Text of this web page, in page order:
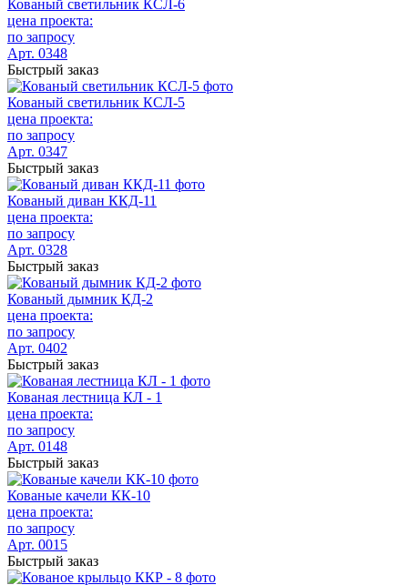
Кованый светильник КСЛ-6
цена проекта:
по запросу
Арт. 0348
Быстрый заказ
Кованый светильник КСЛ-5
цена проекта:
по запросу
Арт. 0347
Быстрый заказ
Кованый диван ККД-11
цена проекта:
по запросу
Арт. 0328
Быстрый заказ
Кованый дымник КД-2
цена проекта:
по запросу
Арт. 0402
Быстрый заказ
Кованая лестница КЛ - 1
цена проекта:
по запросу
Арт. 0148
Быстрый заказ
Кованые качели КК-10
цена проекта:
по запросу
Арт. 0015
Быстрый заказ